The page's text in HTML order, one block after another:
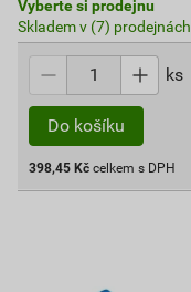
Vyberte si prodejnu
Skladem v (7) prodejnách
ks
Do košíku
398,45 Kč celkem s DPH